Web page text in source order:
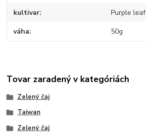
kultivar Purple leaf
váha 50g
Tovar zaradený v kategóriách
Zelený čaj
Taiwan
Zelený čaj